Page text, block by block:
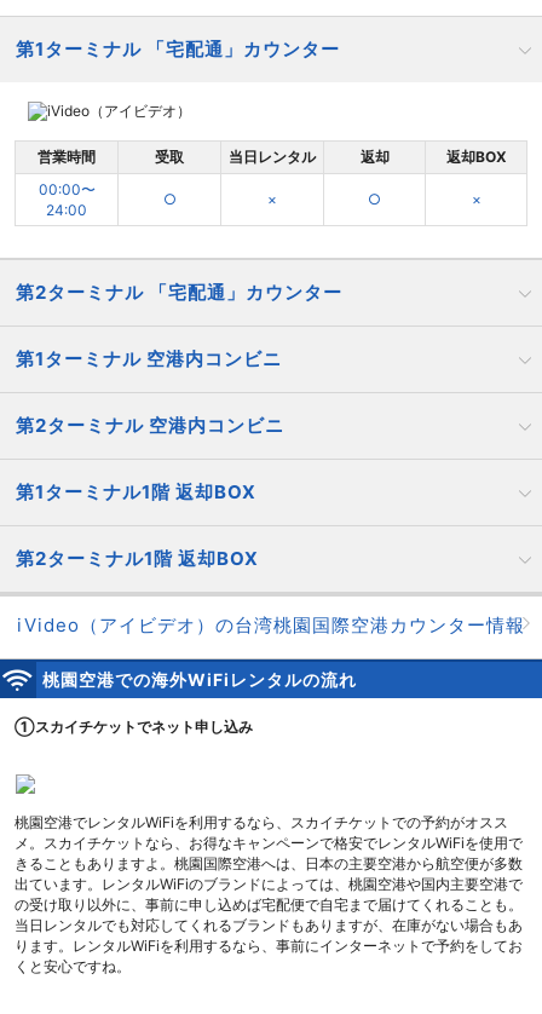
てください。空港内コンビニで受渡しを希望する場合、第1ターミナルを
利用予定の方は「ハイライフ」で、第2ターミナルは「セブンイレブン」
を予約申込み時に選択してください。
第1ターミナル 「宅配通」カウンター
営業時間 受取 当日レンタル 返却
返却BOX
00:00〜
24:00
○ × ○ ×
第2ターミナル 「宅配通」カウンター
第1ターミナル 空港内コンビニ
第2ターミナル 空港内コンビニ
第1ターミナル1階 返却BOX
第2ターミナル1階 返却BOX
iVideo（アイビデオ）の台湾桃園国際空港カウンター情報
桃園空港での海外WiFiレンタルの流れ
①スカイチケットでネット申し込み
桃園空港でレンタルWiFiを利用するなら、スカイチケットでの予約がオスス
メ。スカイチケットなら、お得なキャンペーンで格安でレンタルWiFiを使用で
きることもありますよ。桃園国際空港へは、日本の主要空港から航空便が多数
出ています。レンタルWiFiのブランドによっては、桃園空港や国内主要空港で
の受け取り以外に、事前に申し込めば宅配便で自宅まで届けてくれることも。
当日レンタルでも対応してくれるブランドもありますが、在庫がない場合もあ
ります。レンタルWiFiを利用するなら、事前にインターネットで予約をしてお
くと安心ですね。